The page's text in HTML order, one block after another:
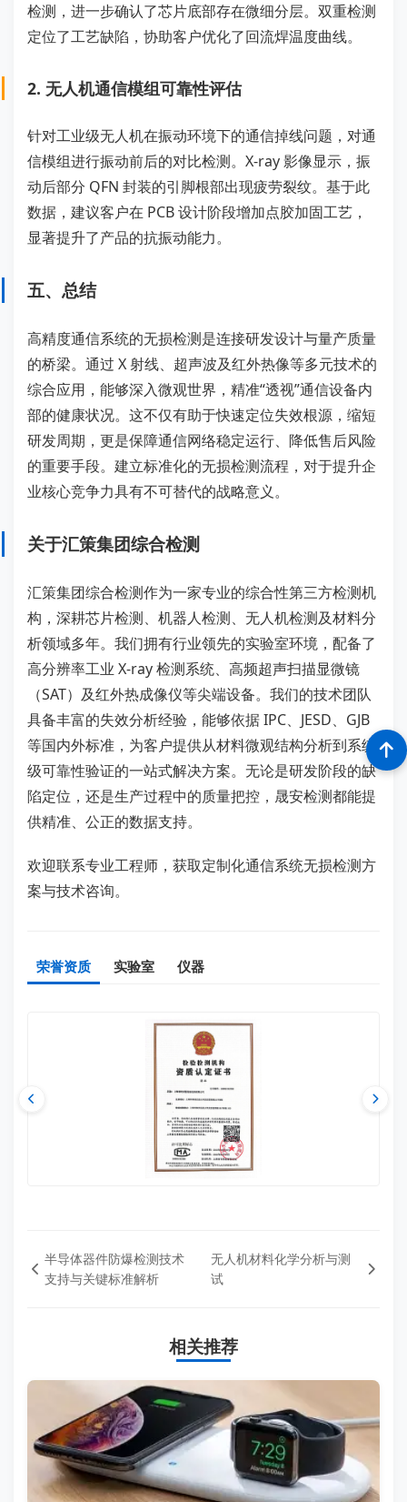
检测，进一步确认了芯片底部存在微细分层。双重检测
定位了工艺缺陷，协助客户优化了回流焊温度曲线。
2. 无人机通信模组可靠性评估
针对工业级无人机在振动环境下的通信掉线问题，对通
信模组进行振动前后的对比检测。X-ray 影像显示，振
动后部分 QFN 封装的引脚根部出现疲劳裂纹。基于此
数据，建议客户在 PCB 设计阶段增加点胶加固工艺，
显著提升了产品的抗振动能力。
五、总结
高精度通信系统的无损检测是连接研发设计与量产质量
的桥梁。通过 X 射线、超声波及红外热像等多元技术的
综合应用，能够深入微观世界，精准“透视”通信设备内
部的健康状况。这不仅有助于快速定位失效根源，缩短
研发周期，更是保障通信网络稳定运行、降低售后风险
的重要手段。建立标准化的无损检测流程，对于提升企
业核心竞争力具有不可替代的战略意义。
关于汇策集团综合检测
汇策集团综合检测作为一家专业的综合性第三方检测机
构，深耕芯片检测、机器人检测、无人机检测及材料分
析领域多年。我们拥有行业领先的实验室环境，配备了
高分辨率工业 X-ray 检测系统、高频超声扫描显微镜
（SAT）及红外热成像仪等尖端设备。我们的技术团队
具备丰富的失效分析经验，能够依据 IPC、JESD、GJB
等国内外标准，为客户提供从材料微观结构分析到系统
级可靠性验证的一站式解决方案。无论是研发阶段的缺
陷定位，还是生产过程中的质量把控，晟安检测都能提
供精准、公正的数据支持。
欢迎联系专业工程师，获取定制化通信系统无损检测方
案与技术咨询。
荣誉资质 实验室 仪器
半导体器件防爆检测技术
支持与关键标准解析
无人机材料化学分析与测
试
相关推荐